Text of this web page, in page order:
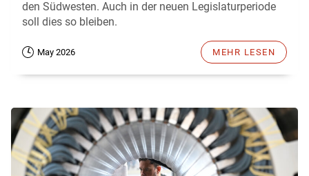
den Südwesten. Auch in der neuen Legislaturperiode
soll dies so bleiben.
May 2026 MEHR LESEN